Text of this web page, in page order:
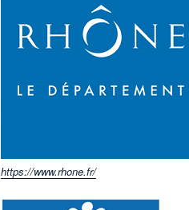
https://www.rhone.fr/